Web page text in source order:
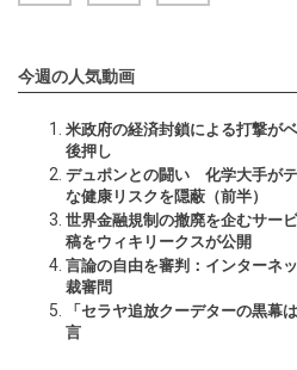
今週の人気動画
米政府の経済封鎖による打撃が
後押し
デュポンとの闘い 化学大手が
な健康リスクを隠蔽（前半）
世界金融規制の撤廃を企むサー
稿をウィキリークスが公開
言論の自由を審判：インターネ
裁審問
「セラヤ追放クーデターの黒幕
言